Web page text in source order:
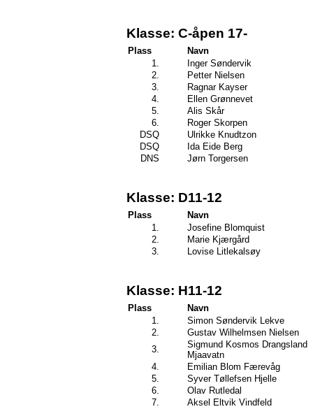
Klasse: C-åpen 17-
Plass
Navn
1.
Inger Søndervik
2.
Petter Nielsen
3.
Ragnar Kayser
4.
Ellen Grønnevet
5.
Alis Skår
6.
Roger Skorpen
DSQ
Ulrikke Knudtzon
DSQ
Ida Eide Berg
DNS
Jørn Torgersen
Klasse: D11-12
Plass
Navn
1.
Josefine Blomquist
2.
Marie Kjærgård
3.
Lovise Litlekalsøy
Klasse: H11-12
Plass
Navn
1.
Simon Søndervik Lekve
2.
Gustav Wilhelmsen Nielsen
3.
Sigmund Kosmos Drangsland
Mjaavatn
4.
Emilian Blom Færevåg
5.
Syver Tøllefsen Hjelle
6.
Olav Rutledal
7.
Aksel Eltvik Vindfeld